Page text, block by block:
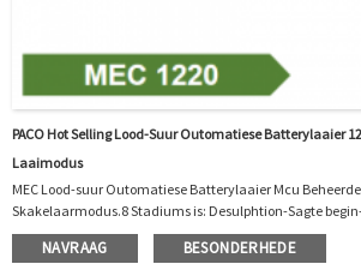
PACO Hot Selling Lood-Suur Outomatiese Batterylaaier
Laaimodus
MEC Lood-suur Outomatiese Batterylaaier Mcu
Skakelaarmodus.8 Stadiums is: Desulphtion-Sagte
Herkondisie-Float-Pulse.Funksie: 1. Polariteitbeskerming
Nie-batteryskakelbeskerming 4. Ontkoppelbeskerming 5.
NAVRAAG BESONDERHEDE